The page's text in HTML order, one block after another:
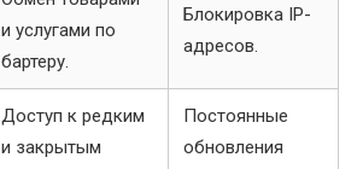
и услугами по
бартеру.
Блокировка IP-
адресов.
Доступ к редким
и закрытым
Постоянные
обновления